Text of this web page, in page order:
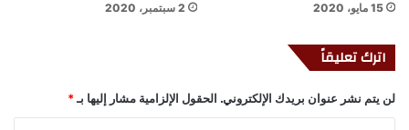
15 مايو، 2020 2 سبتمبر، 2020
اترك تعليقاً
لن يتم نشر عنوان بريدك الإلكتروني. الحقول الإلزامية مشار إليها بـ *